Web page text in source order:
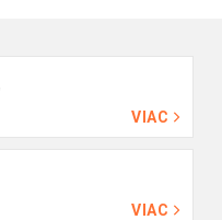
VIAC
VIAC